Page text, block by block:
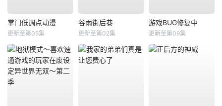
掌门低调点动漫
更新至第05集
谷雨街后巷
更新至第02集
游戏BUG修复中
更新至第09集